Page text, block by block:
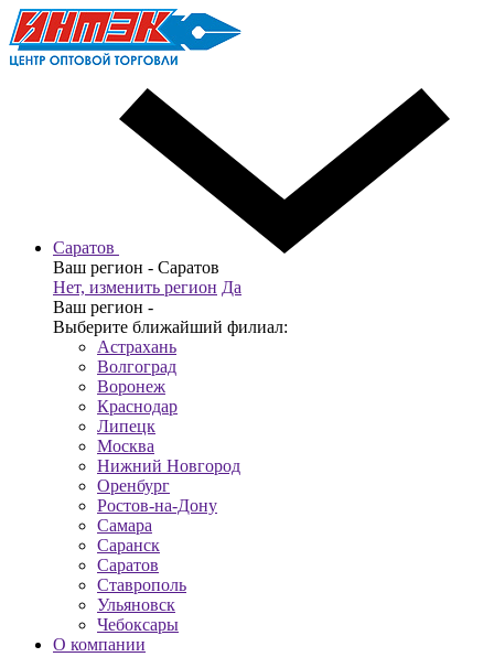
Саратов
Ваш регион - Саратов
Нет, изменить регион Да
Ваш регион -
Выберите ближайший филиал:
Астрахань
Волгоград
Воронеж
Краснодар
Липецк
Москва
Нижний Новгород
Оренбург
Ростов-на-Дону
Самара
Саранск
Саратов
Ставрополь
Ульяновск
Чебоксары
О компании